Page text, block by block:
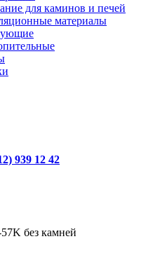
для каминов и печей
материалы
939 12 42
без камней